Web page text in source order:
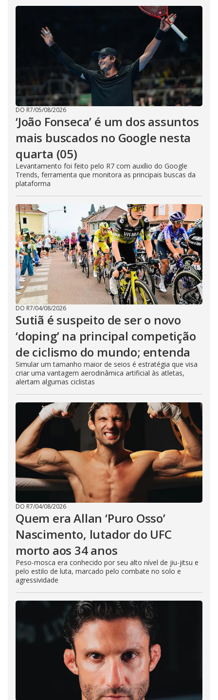
DO R7/05/08/2026
‘João Fonseca’ é um dos assuntos
mais buscados no Google nesta
quarta (05)
Levantamento foi feito pelo R7 com auxílio do Google
Trends, ferramenta que monitora as principais buscas da
plataforma
DO R7/04/08/2026
Sutiã é suspeito de ser o novo
‘doping’ na principal competição
de ciclismo do mundo; entenda
Simular um tamanho maior de seios é estratégia que visa
criar uma vantagem aerodinâmica artificial às atletas,
alertam algumas ciclistas
DO R7/04/08/2026
Quem era Allan ‘Puro Osso’
Nascimento, lutador do UFC
morto aos 34 anos
Peso-mosca era conhecido por seu alto nível de jiu-jitsu e
pelo estilo de luta, marcado pelo combate no solo e
agressividade